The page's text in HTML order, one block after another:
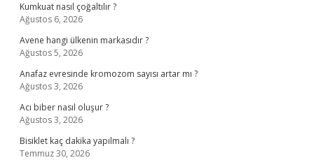
Kumkuat nasıl çoğaltılır ?
Ağustos 6, 2026
Avene hangi ülkenin markasıdır ?
Ağustos 5, 2026
Anafaz evresinde kromozom sayısı artar mı ?
Ağustos 3, 2026
Acı biber nasıl oluşur ?
Ağustos 3, 2026
Bisiklet kaç dakika yapılmalı ?
Temmuz 30, 2026